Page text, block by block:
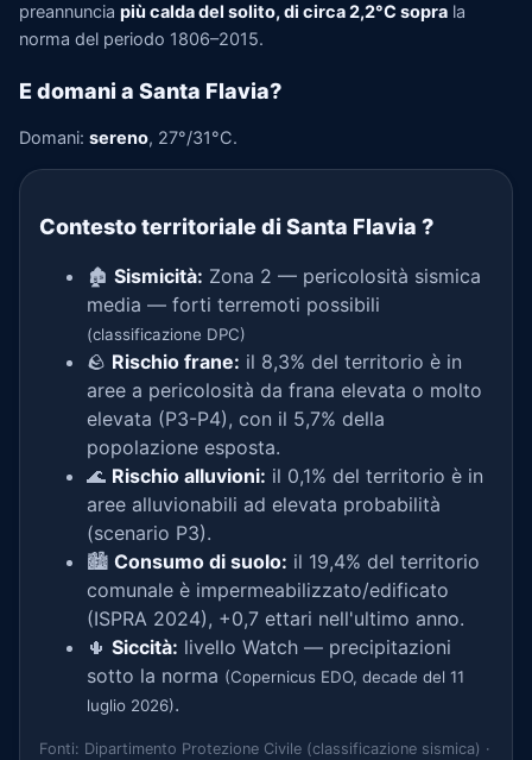
preannuncia più calda del solito, di circa 2,2°C sopra la
norma del periodo 1806–2015.
E domani a Santa Flavia?
Domani: sereno, 27°/31°C.
Contesto territoriale di Santa Flavia ?
🏚️ Sismicità: Zona 2 — pericolosità sismica
media — forti terremoti possibili
(classificazione DPC)
🪨 Rischio frane: il 8,3% del territorio è in
aree a pericolosità da frana elevata o molto
elevata (P3-P4), con il 5,7% della
popolazione esposta.
🌊 Rischio alluvioni: il 0,1% del territorio è in
aree alluvionabili ad elevata probabilità
(scenario P3).
🏙️ Consumo di suolo: il 19,4% del territorio
comunale è impermeabilizzato/edificato
(ISPRA 2024), +0,7 ettari nell'ultimo anno.
🌵 Siccità: livello Watch — precipitazioni
sotto la norma (Copernicus EDO, decade del 11
luglio 2026).
Fonti: Dipartimento Protezione Civile (classificazione sismica) ·